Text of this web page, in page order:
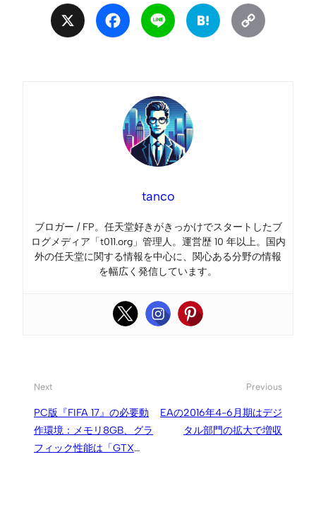
Facebook Line Hatena
tanco
ブロガー / FP。任天堂好きがきっかけでスタートしたブ
ログメディア「t011.org」管理人。運営歴 10 年以上。国内
外の任天堂に関する情報を中心に、関心ある分野の情報
を幅広く発信しています。
Next
PC版『FIFA 17』の必要動
作環境：メモリ8GB、グラ
フィック性能は「GTX
Previous
EAの2016年4-6月期はデジ
タル部門の拡大で増収